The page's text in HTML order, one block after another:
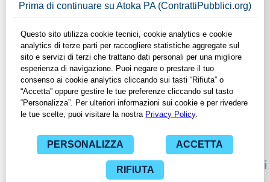
all'interno del Comune di San Zeno Naviglio. Grazie alle
funzionalità di ContrattiPubblici.org potrai monitorare la
scadenza dei contratti pubblici di tuo interesse e
programmare la tua attività commerciale con le Pubbliche
Amministrazioni con largo anticipo. Il servizio di
ContrattiPubblici.org offre agli utenti 7 giorni di prova gratuiti
per avere l'opportunità di conoscere e consultare tutti i dati
inerenti ai contratti stipulati da una specifica PA, compresi gli
Monitora alcuni